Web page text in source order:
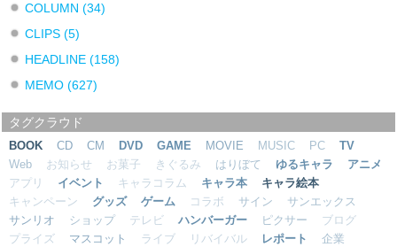
COLUMN (34)
CLIPS (5)
HEADLINE (158)
MEMO (627)
タグクラウド
BOOK CD CM DVD GAME MOVIE MUSIC PC
TV
Web
お知らせ お菓子 きぐるみ はりぼて ゆるキャラ
アニメ
アプリ
イベント キャラコラム キャラ本
キャラ絵本
キャンペーン
グッズ ゲーム コラボ サイン
サンエックス
サンリオ
ショップ テレビ ハンバーガー ピクサー
ブログ
プライズ
マスコット ライブ リバイバル レポート
企業